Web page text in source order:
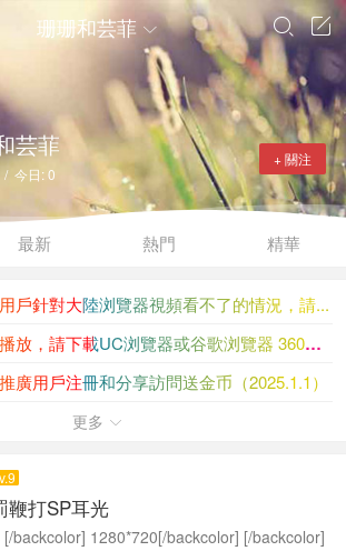
珊珊和芸菲  

+ 關注
芸菲
今日: 0
最新 熱門 精華
戶針對大陸浏覽器視頻看不了的情況，請...
，請下載UC浏覽器或谷歌浏覽器 360浏覽...
廣用戶注冊和分享訪問送金币（2025.1.1）
知名女王聯系方式大全
進帖看，個别浏覽器充值成功不會自動跳轉
更多 
鞭打SP耳光
backcolor] 1280*720[/backcolor] [/backcolor]